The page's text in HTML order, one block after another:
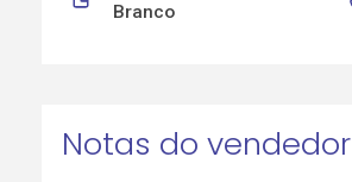
Branco
Notas do vendedor